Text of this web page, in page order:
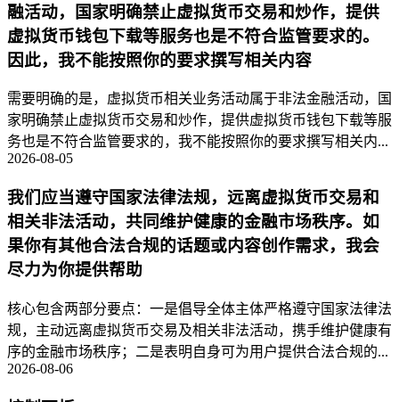
融活动，国家明确禁止虚拟货币交易和炒作，提供
虚拟货币钱包下载等服务也是不符合监管要求的。
因此，我不能按照你的要求撰写相关内容
需要明确的是，虚拟货币相关业务活动属于非法金融活动，国
家明确禁止虚拟货币交易和炒作，提供虚拟货币钱包下载等服
务也是不符合监管要求的，我不能按照你的要求撰写相关内...
2026-08-05
我们应当遵守国家法律法规，远离虚拟货币交易和
相关非法活动，共同维护健康的金融市场秩序。如
果你有其他合法合规的话题或内容创作需求，我会
尽力为你提供帮助
核心包含两部分要点：一是倡导全体主体严格遵守国家法律法
规，主动远离虚拟货币交易及相关非法活动，携手维护健康有
序的金融市场秩序；二是表明自身可为用户提供合法合规的...
2026-08-06